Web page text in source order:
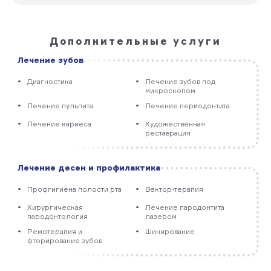
Дополнительные услуги
Лечение зубов
Диагностика
Лечение зубов под
микроскопом
Лечение пульпита
Лечение периодонтита
Лечение кариеса
Художественная
реставрация
Лечение десен и профилактика
Профгигиена полости рта
Вектор-терапия
Хирургическая
пародонтология
Лечение пародонтита
лазером
Ремотерапия и
фторирование зубов
Шинирование